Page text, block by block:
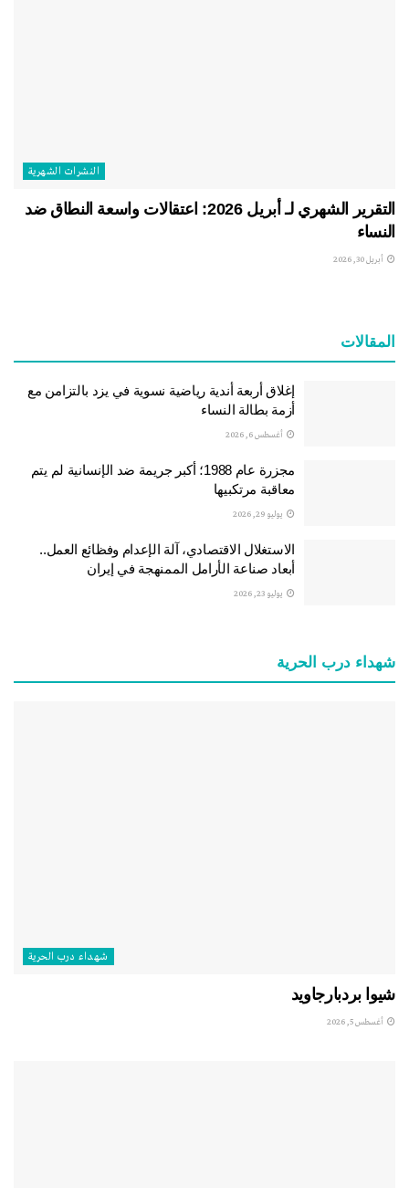
النشرات الشهریة
التقرير الشهري لـ أبريل 2026: اعتقالات واسعة النطاق ضد
النساء
أبريل 30, 2026
المقالات
إغلاق أربعة أندية رياضية نسوية في يزد بالتزامن مع
أزمة بطالة النساء
أغسطس 6, 2026
مجزرة عام 1988؛ أكبر جريمة ضد الإنسانية لم يتم
معاقبة مرتكبيها
يوليو 29, 2026
الاستغلال الاقتصادي، آلة الإعدام وفظائع العمل..
أبعاد صناعة الأرامل الممنهجة في إيران
يوليو 23, 2026
شهداء درب الحرية
شهداء درب الحرية
شيوا بردبارجاويد
أغسطس 5, 2026